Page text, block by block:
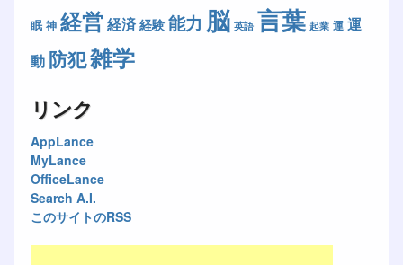
眠 神 経営経済 経験 能力 脳 英語 言葉 起業 運 運
動 防犯雑学
リンク
AppLance
MyLance
OfficeLance
Search A.I.
このサイトのRSS